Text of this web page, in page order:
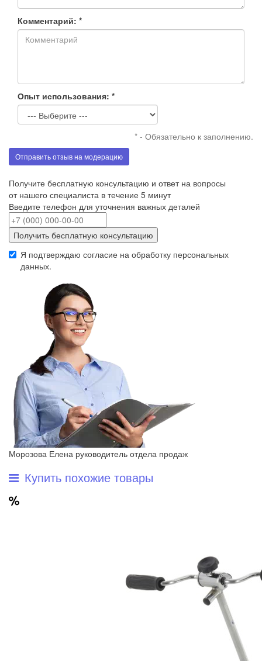
Комментарий: *
Опыт использования: *
* - Обязательно к заполнению.
Отправить отзыв на модерацию
Получите бесплатную консультацию и ответ на вопросы
от нашего специалиста в течение 5 минут
Введите телефон для уточнения важных деталей
Получить бесплатную консультацию
Я подтверждаю согласие на обработку персональных
данных.
Морозова Елена руководитель отдела продаж
Купить похожие товары